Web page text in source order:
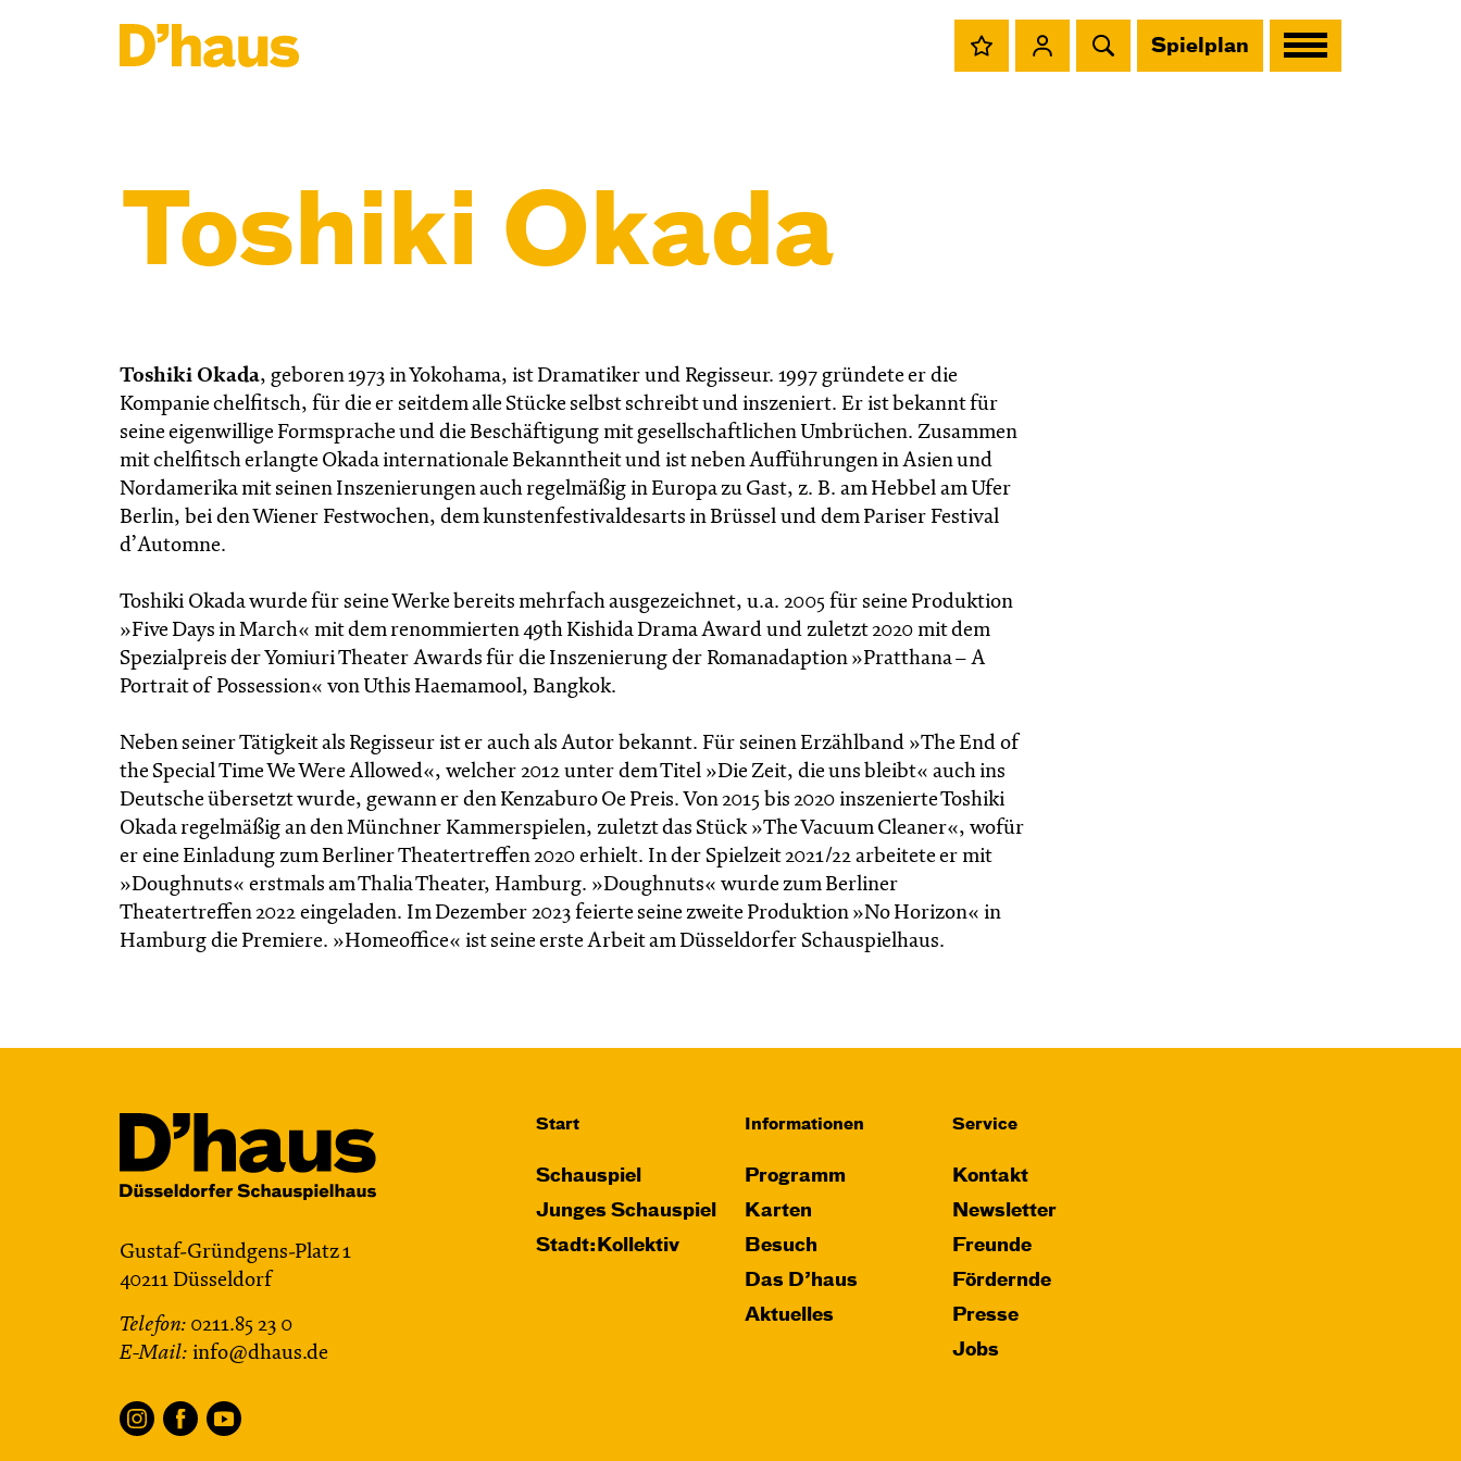
Spielplan
Toshiki Okada
Toshiki Okada, geboren 1973 in Yokohama, ist Dramatiker und Regisseur. 1997 gründete er die
Kompanie chelfitsch, für die er seitdem alle Stücke selbst schreibt und inszeniert. Er ist bekannt für
seine eigenwillige Formsprache und die Beschäftigung mit gesellschaftlichen Umbrüchen. Zusammen
mit chelfitsch erlangte Okada internationale Bekanntheit und ist neben Aufführungen in Asien und
Nordamerika mit seinen Inszenierungen auch regelmäßig in Europa zu Gast, z. B. am Hebbel am Ufer
Berlin, bei den Wiener Festwochen, dem kunstenfestivaldesarts in Brüssel und dem Pariser Festival
d’Automne.
Toshiki Okada wurde für seine Werke bereits mehrfach ausgezeichnet, u.a. 2005 für seine Produktion
»Five Days in March« mit dem renommierten 49th Kishida Drama Award und zuletzt 2020 mit dem
Spezialpreis der Yomiuri Theater Awards für die Inszenierung der Romanadaption »Pratthana – A
Portrait of Possession« von Uthis Haemamool, Bangkok.
Neben seiner Tätigkeit als Regisseur ist er auch als Autor bekannt. Für seinen Erzählband »The End of
the Special Time We Were Allowed«, welcher 2012 unter dem Titel »Die Zeit, die uns bleibt« auch ins
Deutsche übersetzt wurde, gewann er den Kenzaburo Oe Preis. Von 2015 bis 2020 inszenierte Toshiki
Okada regelmäßig an den Münchner Kammerspielen, zuletzt das Stück »The Vacuum Cleaner«, wofür
er eine Einladung zum Berliner Theatertreffen 2020 erhielt. In der Spielzeit 2021/22 arbeitete er mit
»Doughnuts« erstmals am Thalia Theater, Hamburg. »Doughnuts« wurde zum Berliner
Theatertreffen 2022 eingeladen. Im Dezember 2023 feierte seine zweite Produktion »No Horizon« in
Hamburg die Premiere. »Homeoffice« ist seine erste Arbeit am Düsseldorfer Schauspielhaus.
Gustaf-Gründgens-Platz 1
40211 Düsseldorf
Telefon: 0211.85 23 0
E-Mail: info@dhaus.de
Start
Schauspiel
Junges Schauspiel
Stadt:Kollektiv
Informationen
Programm
Karten
Besuch
Das D’haus
Aktuelles
Service
Kontakt
Newsletter
Freunde
Fördernde
Presse
Jobs